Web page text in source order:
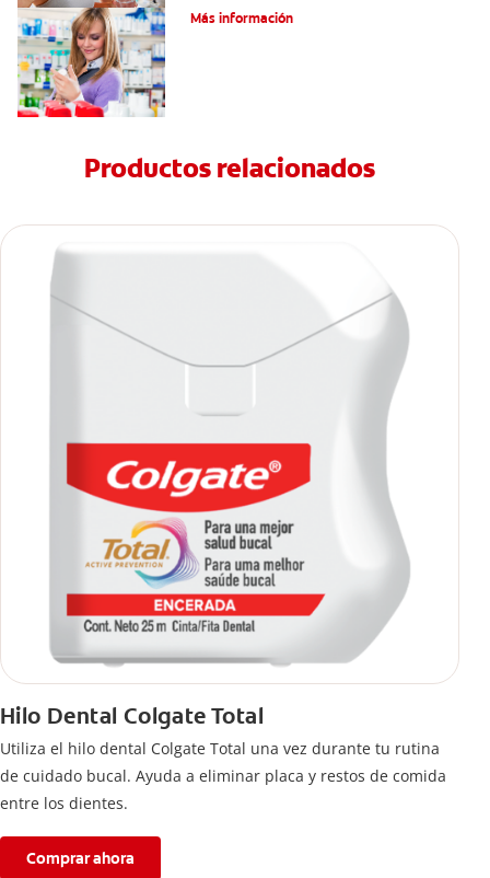
Más información
Productos relacionados
Hilo Dental Colgate Total
Utiliza el hilo dental Colgate Total una vez durante tu rutina
de cuidado bucal. Ayuda a eliminar placa y restos de comida
entre los dientes.
Comprar ahora